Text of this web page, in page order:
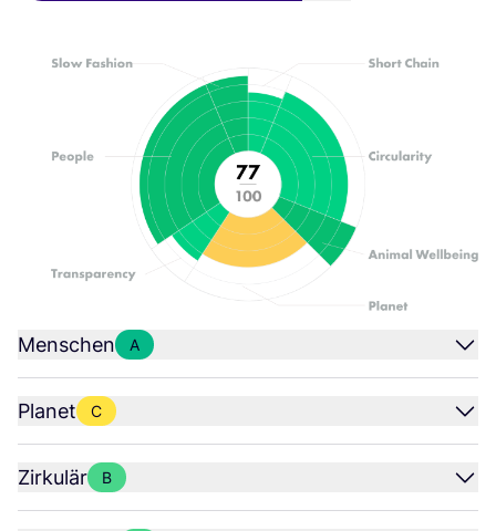
Menschen A
Planet C
Zirkulär B